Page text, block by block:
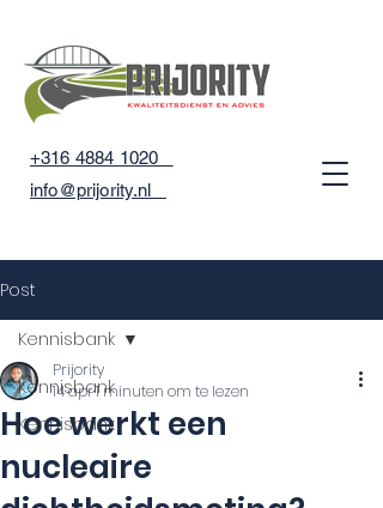
+316 4884 1020
info@prijority.nl
Post
Kennisbank
Kennisbank
Kennisbank
Hoe werkt een
nucleaire
Prijority
14 apr1 minuten om te lezen